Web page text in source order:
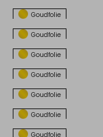
Goudfolie
Goudfolie
Goudfolie
Goudfolie
Goudfolie
Goudfolie
Goudfolie